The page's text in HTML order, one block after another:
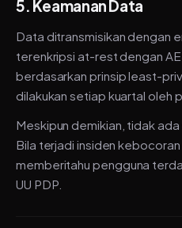
5. Keamanan Data
Data ditransmisikan dengan
terenkripsi at-rest dengan
berdasarkan prinsip least-
dilakukan setiap kuartal oleh
Meskipun demikian, tidak
Bila terjadi insiden
memberitahu pengguna
UU PDP.